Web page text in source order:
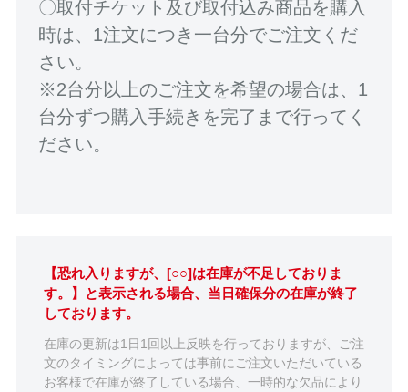
〇取付チケット及び取付込み商品を購入
時は、1注文につき一台分でご注文くだ
さい。
※2台分以上のご注文を希望の場合は、1
台分ずつ購入手続きを完了まで行ってく
ださい。
【恐れ入りますが、[○○]は在庫が不足しておりま
す。】と表示される場合、当日確保分の在庫が終了
しております。
在庫の更新は1日1回以上反映を行っておりますが、ご注
文のタイミングによっては事前にご注文いただいている
お客様で在庫が終了している場合、一時的な欠品により